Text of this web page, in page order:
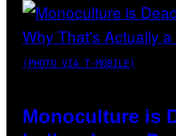
(PHOTO VIA T-MOBILE)
Monoculture is